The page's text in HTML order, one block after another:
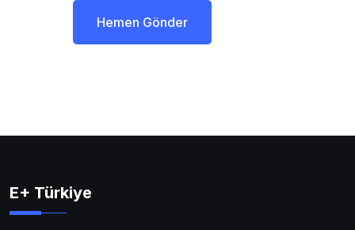
Hemen Gönder
E+ Türkiye